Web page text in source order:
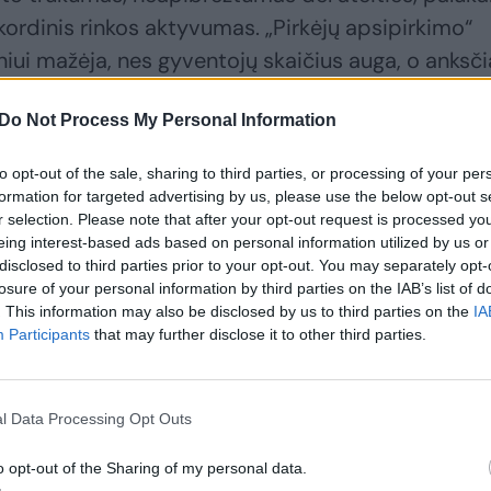
Do Not Process My Personal Information
opt-out of the sale, sharing to third parties, or processing of your
for targeted advertising by us, please use the below opt-out
selection. Please note that after your opt-out request is processed
interest-based ads based on personal information utilized by us
to third parties prior to your opt-out. You may separately
of your personal information by third parties on the IAB’s list of
This information may also be disclosed by us to third parties on the
Participants that may further disclose it to other third parties.
Data Processing Opt Outs
opt-out of the Sharing of my personal data.
rinkos aktyvumas. „Pirkėjų apsipirkimo“
mažėja, nes gyventojų skaičius auga, o
rinkoje (nuoma ar perpardavimas) yra
Atskiruose segmentuose yra pastebimos ir
vis dar auga, tačiau tikimasi, kad pikas jau yra
bazei ir susinormalizavus
vykdyti švelnesnę monetarinę politiką.
valdantiesiems: priimtas naujas mokestis gali